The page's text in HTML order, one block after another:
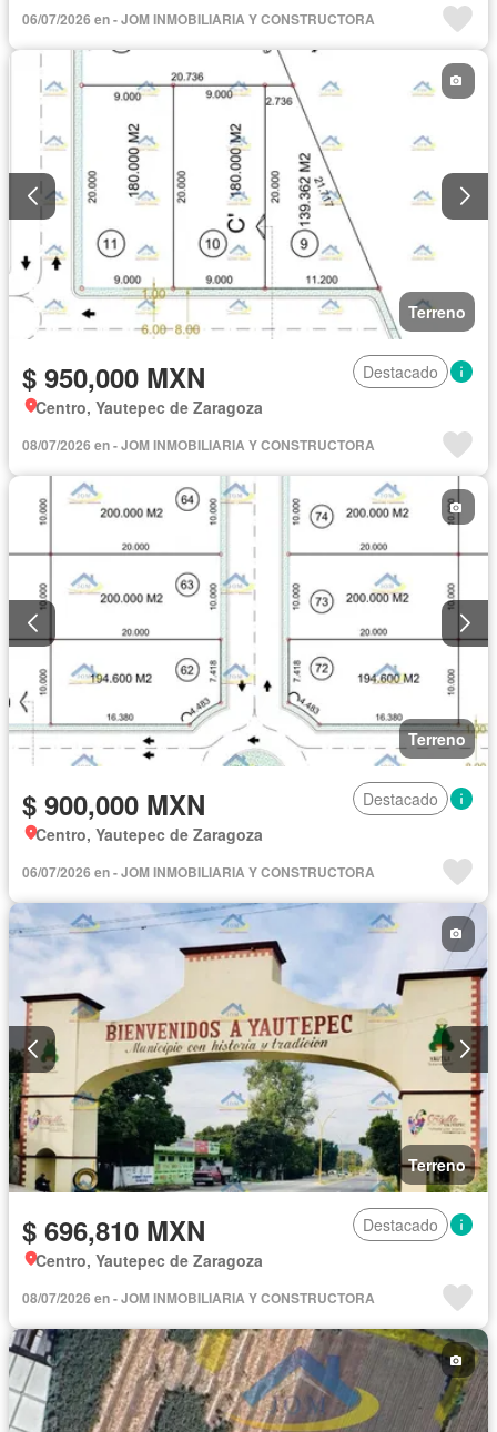
06/07/2026 en - JOM INMOBILIARIA Y CONSTRUCTORA
Terreno
$ 950,000 MXN
Destacado
Centro, Yautepec de Zaragoza
08/07/2026 en - JOM INMOBILIARIA Y CONSTRUCTORA
Terreno
$ 900,000 MXN
Destacado
Centro, Yautepec de Zaragoza
06/07/2026 en - JOM INMOBILIARIA Y CONSTRUCTORA
Terreno
$ 696,810 MXN
Destacado
Centro, Yautepec de Zaragoza
08/07/2026 en - JOM INMOBILIARIA Y CONSTRUCTORA